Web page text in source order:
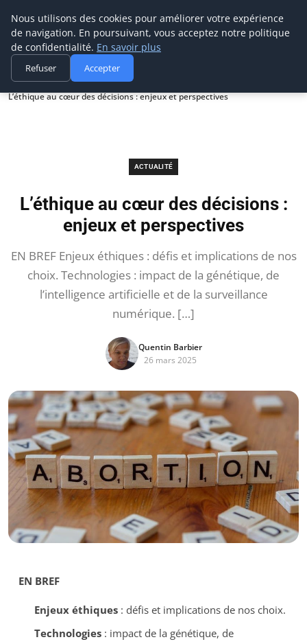
Prospection Pro
Accueil
Actualité
L’éthique au cœur des décisions : enjeux et perspectives
ACTUALITÉ
L’éthique au cœur des décisions :
enjeux et perspectives
EN BREF Enjeux éthiques : défis et implications de nos
choix. Technologies : impact de la génétique, de
l’intelligence artificielle et de la surveillance
numérique. […]
Quentin Barbier
26 mars 2025
EN BREF
Enjeux éthiques: défis et implications de nos choix.
Technologies: impact de la génétique, de
Nous utilisons des cookies pour améliorer votre expérience
de navigation. En poursuivant, vous acceptez notre politique
de confidentialité. En savoir plus
Refuser Accepter